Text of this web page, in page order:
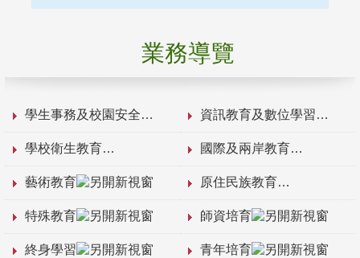
業務導覽
學生事務及校園安全 資訊教育及數位學習
學校衛生教育 國際及兩岸教育
藝術教育 原住民族教育
特殊教育 師資培育
終身學習 青年培育